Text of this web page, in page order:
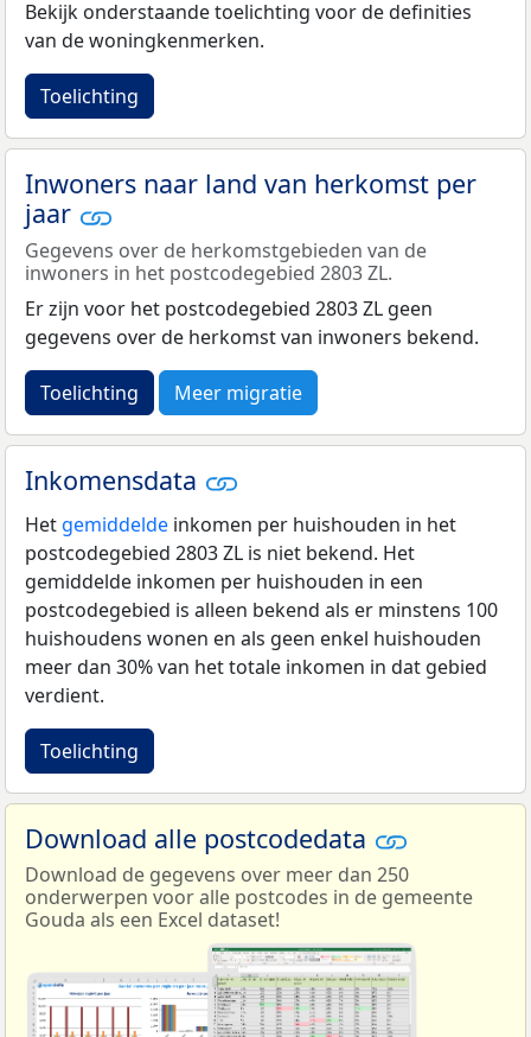
Bekijk onderstaande toelichting voor de definities
van de woningkenmerken.
Toelichting
Inwoners naar land van herkomst per
jaar
Gegevens over de herkomstgebieden van de
inwoners in het postcodegebied 2803 ZL.
Er zijn voor het postcodegebied 2803 ZL geen
gegevens over de herkomst van inwoners bekend.
Toelichting Meer migratie
Inkomensdata
Het gemiddelde inkomen per huishouden in het
postcodegebied 2803 ZL is niet bekend. Het
gemiddelde inkomen per huishouden in een
postcodegebied is alleen bekend als er minstens 100
huishoudens wonen en als geen enkel huishouden
meer dan 30% van het totale inkomen in dat gebied
verdient.
Toelichting
Download alle postcodedata
Download de gegevens over meer dan 250
onderwerpen voor alle postcodes in de gemeente
Gouda als een Excel dataset!